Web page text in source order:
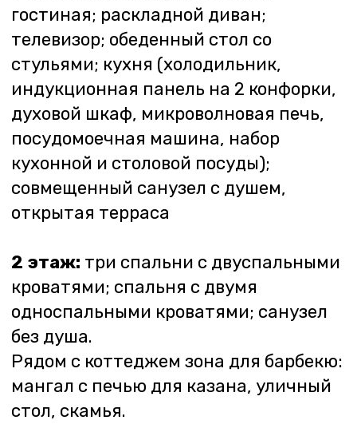
стол, скамья.
*В стоимость входит размещение
на основных местах. Размещение
оплачивается по 1000 руб. в сутки
за каждое место (включая постельное
бельё). Дети до 10 лет
на дополнительных местах
размещаются с доплатой
за постельное белье (400 руб.
Остались
вопросы?
Закажите обратный звонок,
наш менеджер свяжется
с вами в течение дня